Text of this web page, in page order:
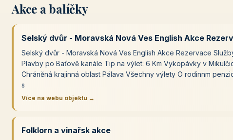
Akce a balíčky
Selský dvůr - Moravská Nová Ves English Akce
Selský dvůr - Moravská Nová Ves English Akce Rezervace
Plavby po Baťově kanále Tip na výlet: 6 Km Vykopávky v
Chráněná krajinná oblast Pálava Všechny výlety O rodinnm
s
Více na webu objektu →
Folklorn a vinařsk akce